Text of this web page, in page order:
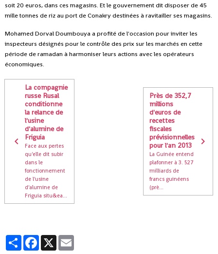
soit 20 euros, dans ces magasins. Et le gouvernement dit disposer de 45
mille tonnes de riz au port de Conakry destinées à ravitailler ses magasins.
Mohamed Dorval Doumbouya a profité de l'occasion pour inviter les
inspecteurs désignés pour le contrôle des prix sur les marchés en cette
période de ramadan à harmoniser leurs actions avec les opérateurs
économiques.
La compagnie
russe Rusal
conditionne
la relance de
l'usine
d'alumine de
Friguia
Face aux pertes
qu'elle dit subir
dans le
fonctionnement
de l'usine
d'alumine de
Friguia situ&ea...
Près de 352,7
millions
d'euros de
recettes
fiscales
prévisionnelles
pour l'an 2013
La Guinée entend
plafonner à 3. 527
milliards de
francs guinéens
(prè...
PartagerFacebook
X